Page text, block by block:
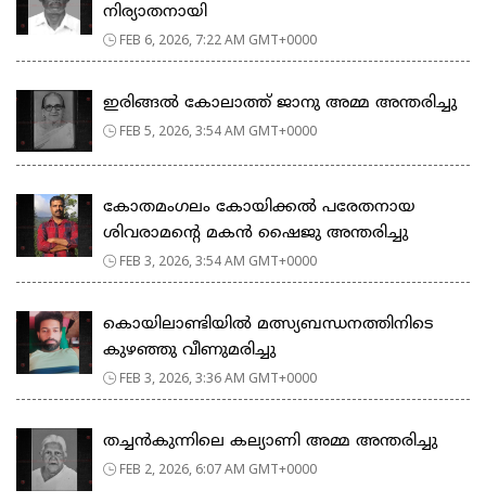
നിര്യാതനായി
FEB 6, 2026, 7:22 AM GMT+0000
ഇരിങ്ങൽ കോലാത്ത് ജാനു അമ്മ അന്തരിച്ചു
FEB 5, 2026, 3:54 AM GMT+0000
കോതമംഗലം കോയിക്കൽ പരേതനായ
ശിവരാമൻ്റെ മകൻ ഷൈജു അന്തരിച്ചു
FEB 3, 2026, 3:54 AM GMT+0000
കൊയിലാണ്ടിയില്‍ മത്സ്യബന്ധനത്തിനിടെ
കുഴഞ്ഞു വീണുമരിച്ചു
FEB 3, 2026, 3:36 AM GMT+0000
തച്ചൻകുന്നിലെ കല്യാണി അമ്മ അന്തരിച്ചു
FEB 2, 2026, 6:07 AM GMT+0000